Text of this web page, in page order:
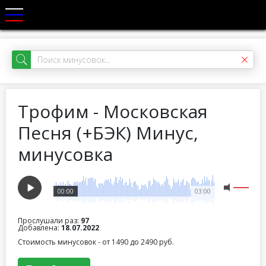
Трофим - Московская
Песня (+БЭК) Минус,
минусовка
03:00
00:00
Прослушали раз: 97
Добавлена: 18.07.2022
Стоимость минусовок - от 1490 до 2490 руб.